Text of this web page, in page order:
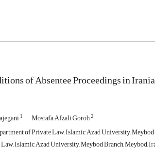
of Absentee Proceedings in
1 Mostafa Afzali Goroh2
of Private Law, Islamic Azad University,
Islamic Azad University, Meybod Branch, Meybod,